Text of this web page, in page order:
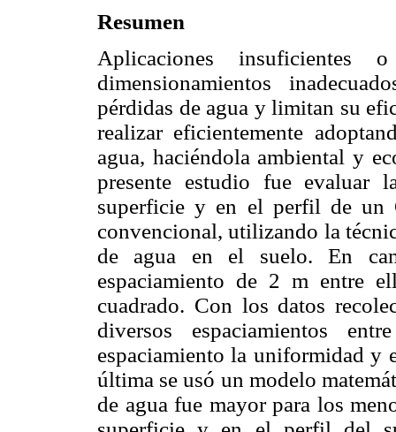
Resumen
Aplicaciones
dimensionamientos
pérdidas de agua y limitan su
realizar eficientemente
agua, haciéndola ambiental y
presente estudio fue evaluar
superficie y en el perfil de un
convencional, utilizando la
de agua en el suelo. En
espaciamiento de 2 m entre
cuadrado. Con los datos
diversos espaciamientos
espaciamiento la uniformidad y
última se usó un modelo
de agua fue mayor para los